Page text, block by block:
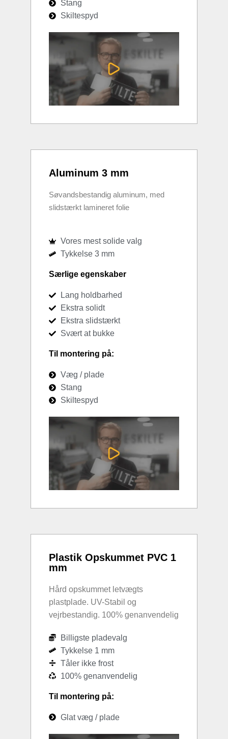
Stang
Skiltespyd
Aluminum 3 mm
Søvandsbestandig aluminum, med
slidstærkt lamineret folie
Vores mest solide valg
Tykkelse 3 mm
Særlige egenskaber
Lang holdbarhed
Ekstra solidt
Ekstra slidstærkt
Svært at bukke
Til montering på:
Væg / plade
Stang
Skiltespyd
Plastik Opskummet PVC 1
mm
Hård opskummet letvægts
plastplade. UV-Stabil og
vejrbestandig. 100% genanvendelig
Billigste pladevalg
Tykkelse 1 mm
Tåler ikke frost
100% genanvendelig
Til montering på:
Glat væg / plade